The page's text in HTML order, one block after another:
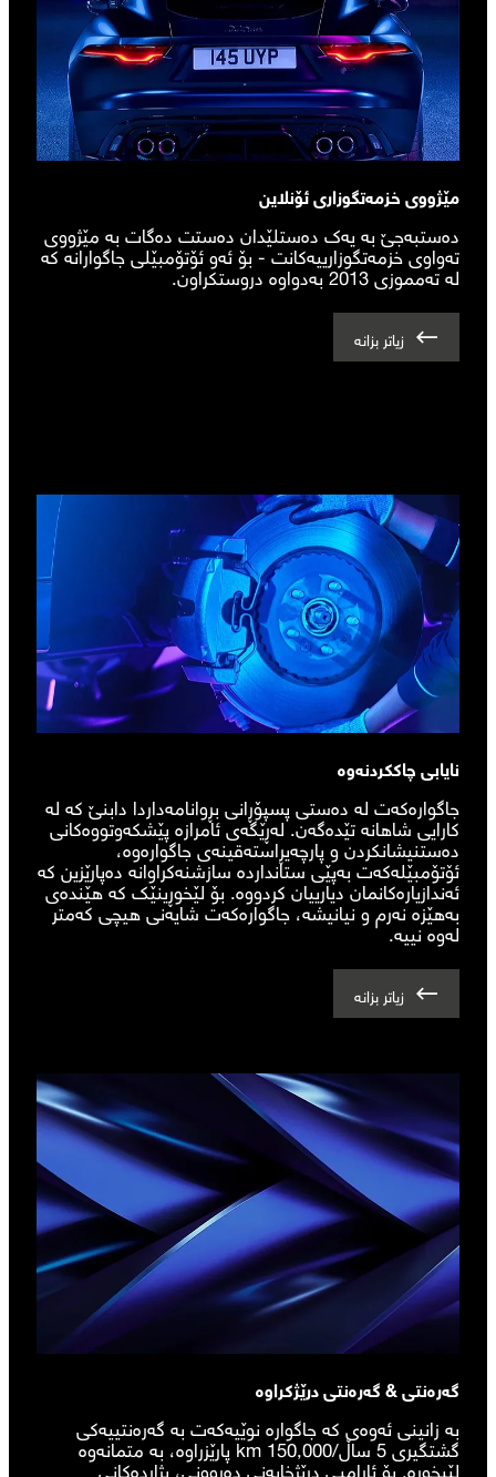
مێژووی خزمەتگوزاری ئۆنلاین
دەستبەجێ بە یەک دەستلێدان دەستت دەگات بە مێژووی
تەواوی خزمەتگوزارییەکانت - بۆ ئەو ئۆتۆمبێلی جاگوارانە کە
لە تەمموزی 2013 بەدواوە دروستکراون.
زیاتر بزانە
نایابی چاککردنەوە
جاگوارەکەت لە دەستی پسپۆڕانی بڕوانامەداردا دابنێ کە لە
کارایی شاهانە تێدەگەن. لەڕێگەی ئامرازە پێشکەوتووەکانی
دەستنیشانکردن و پارچەیڕاستەقینەی جاگوارەوە،
ئۆتۆمبێلەکەت بەپێی ستانداردە سازشنەکراوانە دەپارێزین کە
ئەندازیارەکانمان دیارییان کردووە. بۆ لێخوڕینێک کە هێندەی
بەهێزە نەرم و نیانیشە، جاگوارەکەت شایەنی هیچی کەمتر
لەوە نییە.
زیاتر بزانە
گەرەنتی & گەرەنتی درێژکراوە
بە زانینی ئەوەی کە جاگوارە نوێیەکەت بە گەرەنتییەکی
گشتگیری 5 ساڵ/150,000 km پارێزراوە، بە متمانەوە
لێبخوڕە. بۆ ئارامیی درێژخایەنی دەروونی، بژاردەکانی